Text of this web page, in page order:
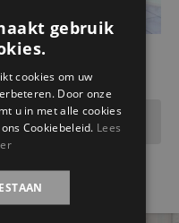
zuil Luc
Toevoegen aan
winkelwagen
gebruik
cookies om uw
Door onze
u in met alle cookies
Cookiebeleid. Lees